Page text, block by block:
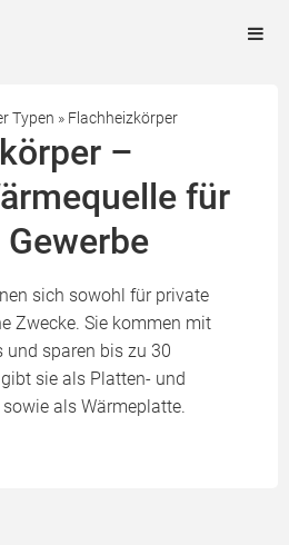
Typen » Flachheizkörper
–
für
sich sowohl für private
Zwecke. Sie kommen mit
und sparen bis zu 30
sie als Platten- und
als Wärmeplatte.